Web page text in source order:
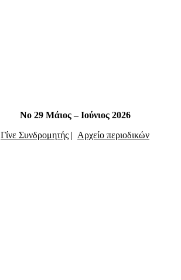
Νο 29 Μάιος – Ιούνιος 2026
Γίνε Συνδρομητής | Αρχείο περιοδικών